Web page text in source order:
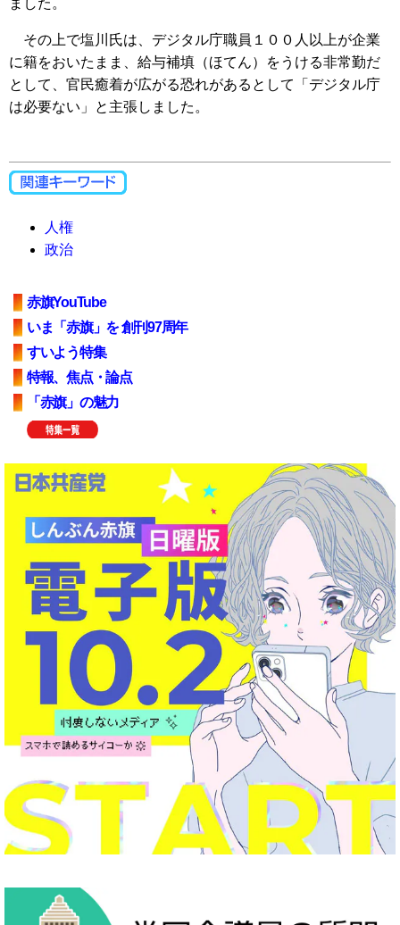
その上で塩川氏は、デジタル庁職員１００人以上が企業
に籍をおいたまま、給与補填（ほてん）をうける非常勤だ
として、官民癒着が広がる恐れがあるとして「デジタル庁
は必要ない」と主張しました。
人権
政治
赤旗YouTube
いま「赤旗」を 創刊97周年
すいよう特集
特報、焦点・論点
「赤旗」の魅力